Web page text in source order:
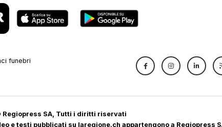
funebri
Regiopress SA, Tutti i diritti riservati
e testi pubblicati su laregione.ch appartengono a Regiopress